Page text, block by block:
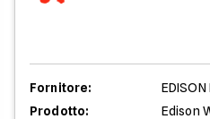
Fornitore:
EDISON
Prodotto:
Edison